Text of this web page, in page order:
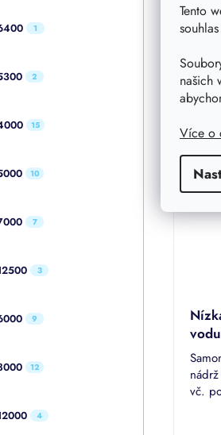
Tento
našich
Více o
1
2
15
10
7
3
9
12
4
je
5,0
z56 686
68
/ ks
vč.